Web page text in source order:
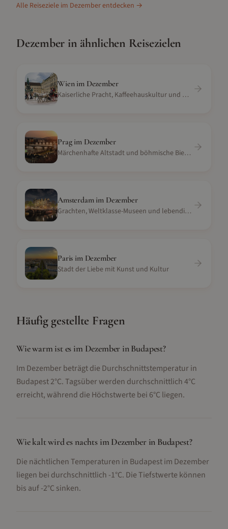
Alle Reiseziele im Dezemberentdecken →
Dezember in ähnlichen Reisezielen
Wienim Dezember
Kaiserliche Pracht, Kaffeehauskultur und Musik
Pragim Dezember
Märchenhafte Altstadt und böhmische Bierkultur
Amsterdamim Dezember
Grachten, Weltklasse-Museen und lebendige Stadtkultur
Paris im Dezember
Stadt der Liebe mit Kunst und Kultur
Häufig gestellte Fragen
Wie warm ist es im Dezember in Budapest?
Im Dezember beträgt die Durchschnittstemperatur in
Budapest 2°C. Tagsüber werden durchschnittlich 4°C
erreicht, während die Höchstwerte bei 6°C liegen.
Wie kalt wird es nachts im Dezember in Budapest?
Die nächtlichen Temperaturen in Budapest im Dezember
liegen bei durchschnittlich -1°C. Die Tiefstwerte können
bis auf -2°C sinken.